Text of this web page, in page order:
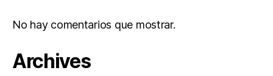
No hay comentarios que mostrar.
Archives